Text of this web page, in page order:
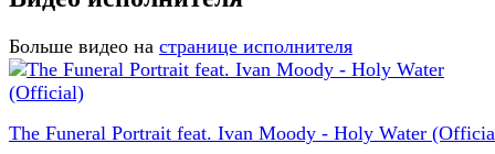
Больше видео на странице исполнителя
The Funeral Portrait feat. Ivan Moody - Holy Water